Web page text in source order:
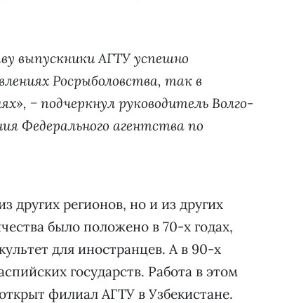
выпускники АГТУ успешно
Росрыболовства, так в
− подчеркнул руководитель Волго-
Федерального агентства по
других регионов, но и из других
было положено в 70-х годах,
для иностранцев. А в 90-х
государств. Работа в этом
филиал АГТУ в Узбекистане.